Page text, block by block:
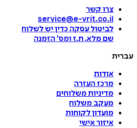
צרו קשר
service@e-vrit.co.il
לביטול עסקה כדין יש לשלוח
שם מלא, ת.ז ומס' הזמנה
עברית
אודות
מרכז העזרה
מדיניות משלוחים
מעקב משלוח
מועדון לקוחות
איזור אישי